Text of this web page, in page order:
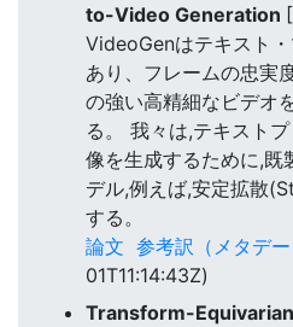
to-Video Generation
VideoGenはテキスト
あり、フレームの忠実
の強い高精細なビデオ
る。 我々は,テキスト
像を生成するために,既
デル,例えば,安定拡散
する。
論文 参考訳（メタデー
01T11:14:43Z)
Transform-